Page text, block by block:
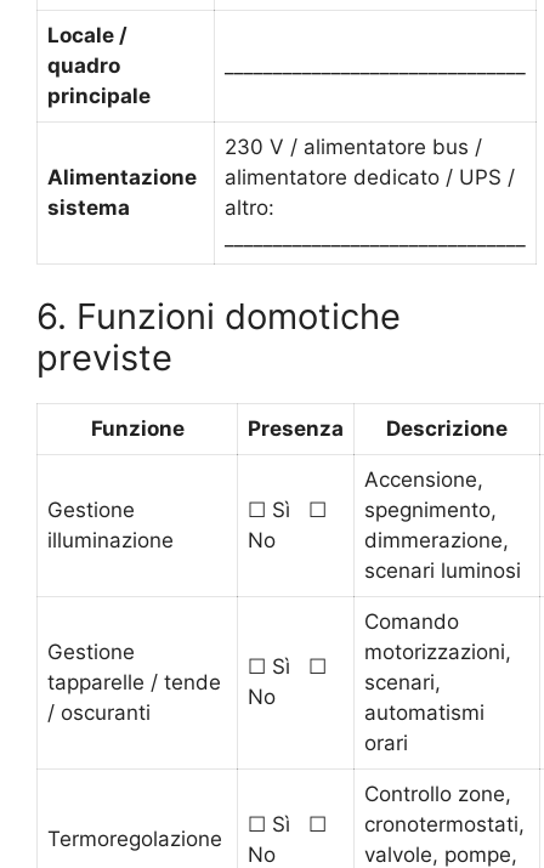
Locale /
quadro
principale
Alimentazione
sistema
230 V / alimentatore bus /
alimentatore dedicato / UPS /
altro:
6. Funzioni domotiche
previste
Funzione Presenza Descrizione
Gestione
illuminazione
☐ Sì ☐
No
Accensione,
spegnimento,
dimmerazione,
scenari luminosi
Gestione
tapparelle / tende
/ oscuranti
☐ Sì ☐
No
Comando
motorizzazioni,
scenari,
automatismi
orari
Termoregolazione
☐ Sì ☐
No
Controllo zone,
cronotermostati,
valvole, pompe,